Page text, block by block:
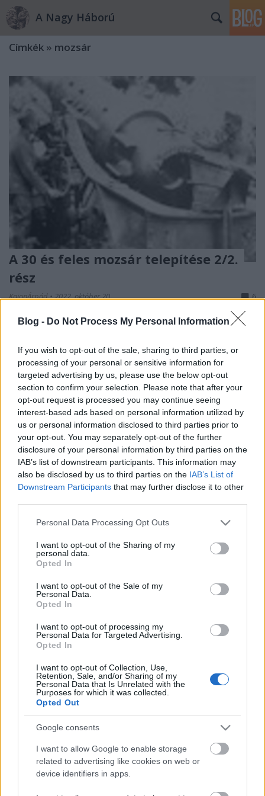
Blog - Do Not Process My Personal Information
If you wish to opt-out of the sale, sharing to third parties, or
processing of your personal or sensitive information for
targeted advertising by us, please use the below opt-out
section to confirm your selection. Please note that after your
opt-out request is processed you may continue seeing
interest-based ads based on personal information utilized by
us or personal information disclosed to third parties prior to
your opt-out. You may separately opt-out of the further
disclosure of your personal information by third parties on the
IAB’s list of downstream participants. This information may
also be disclosed by us to third parties on the IAB’s List of
Downstream Participants that may further disclose it to other
Please note that this website/app uses one or more Google
not limited to your visit or usage behaviour. You may click to
grant or deny consent to Google and its third-party tags to
use your data for below specified purposes in below Google
consent section.
Personal Data Processing Opt Outs
I want to opt-out of the Sharing of my
personal data.
Opted In
I want to opt-out of the Sale of my
Personal Data.
Opted In
I want to opt-out of processing my
Personal Data for Targeted Advertising.
Opted In
I want to opt-out of Collection, Use,
Retention, Sale, and/or Sharing of my
Personal Data that Is Unrelated with the
Purposes for which it was collected.
Opted Out
Google consents
I want to allow Google to enable storage
related to advertising like cookies on web or
device identifiers in apps.
A Nagy Háború
Címkék » mozsár
A 30 és feles mozsár telepítése 2/2.
rész
KajonÁrpád•2022. október 20. 6
Bár a háború kitörésekor a 30,5 cm-es 11 M. mozsár
lövege, a háború során azért fény derült
hiányosságokra is. Ezeket orvosolandó, 1916-ban a
„30 és feles” modernizálását határozták el. Ez
valójában két párhuzamos fejlesztést takart, az
egyikben a…
A 30 és feles mozsár telepítése 2/1.
KajonÁrpád•2022. október 13.
A híres 30,5 cm-es 11 M. és 11/16 M. mozsárral már
megismerkedhettek olvasóink. Kelemen Ferenc
cikkében is olvashattuk, hogy a lövegeket három
részre szétszerelve, speciális utánfutókon
szállították. A szállítás nagy része, a lehetőségekhez
szakaszban…